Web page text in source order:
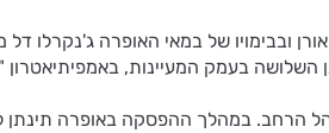
בעמק המעיינות,
הרחב. במהלך ההפסקה באופרה